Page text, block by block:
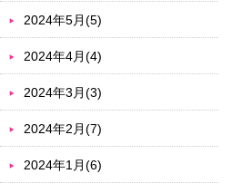
2024年5月(5)
2024年4月(4)
2024年3月(3)
2024年2月(7)
2024年1月(6)